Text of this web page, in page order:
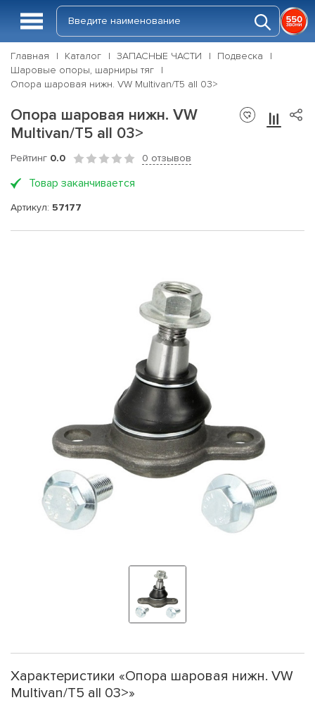
Главная Каталог ЗАПАСНЫЕ ЧАСТИ
Подвеска
Шаровые опоры, шарниры тяг
Опора шаровая нижн. VW Multivan/T5 all 03>
Опора шаровая нижн. VW
Multivan/T5 all 03>
Рейтинг 0.0 0 отзывов
Товар заканчивается
Артикул: 57177
Характеристики «Опора шаровая нижн. VW
Multivan/T5 all 03>»